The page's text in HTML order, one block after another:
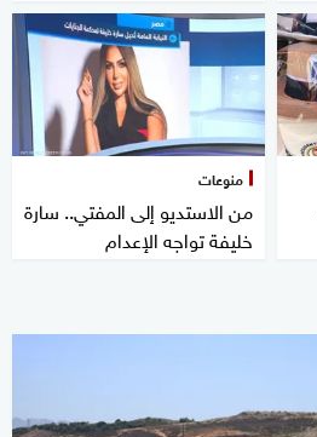
منوعات
من الاستديو إلى المفتي.. سارة
خليفة تواجه الإعدام